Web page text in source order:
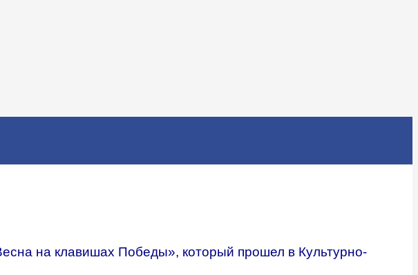
на клавишах Победы», который прошел в Культурно-